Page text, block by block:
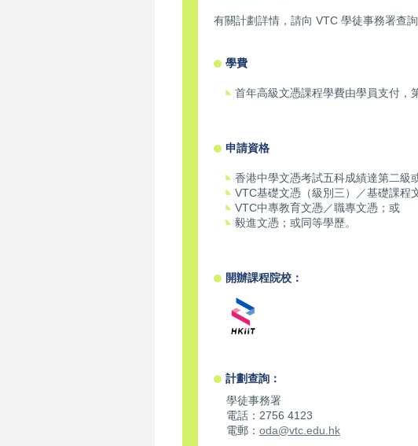
有關計劃詳情，請向 VTC 學徒事務署查詢
學費
首年高級文憑課程學費由學員支付，
申請資格
香港中學文憑考試五科成績達第二級
VTC基礎文憑（級別三）／基礎課程
VTC中專教育文憑／職專文憑；或
毅進文憑；或同等學歷。
開辦課程院校：
計劃查詢：
學徒事務署
電話：2756 4123
電郵： oda@vtc.edu.hk